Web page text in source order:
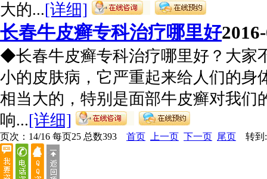
大的...[详细]
长春牛皮癣专科治疗哪里好
◆长春牛皮癣专科治疗哪里好？大家
小的皮肤病，它严重起来给人们的身
相当大的，特别是面部牛皮癣对我们
响...[详细]
页次：14/16 每页25 总数393 首页 上一页 下一页 尾页 转到: